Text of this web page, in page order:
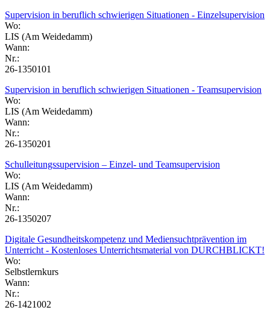
Supervision in beruflich schwierigen Situationen - Einzelsupervision
Wo:
LIS (Am Weidedamm)
Wann:
Nr.:
26-1350101
Supervision in beruflich schwierigen Situationen - Teamsupervision
Wo:
LIS (Am Weidedamm)
Wann:
Nr.:
26-1350201
Schulleitungssupervision – Einzel- und Teamsupervision
Wo:
LIS (Am Weidedamm)
Wann:
Nr.:
26-1350207
Digitale Gesundheitskompetenz und Mediensuchtprävention im
Unterricht - Kostenloses Unterrichtsmaterial von DURCHBLICKT!
Wo:
Selbstlernkurs
Wann:
Nr.:
26-1421002